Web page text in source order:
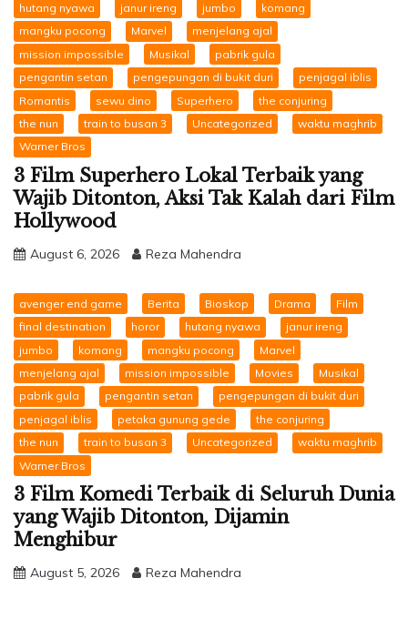
hutang nyawa
janur ireng jumbo
komang
mangku pocong
Marvel
menjelang ajal
mission impossible
Musikal
pabrik gula
pengantin setan
pengepungan di bukit duri
penjagal iblis
Romantis
sewu dino Superhero
the conjuring
the nun
train to busan 3 Uncategorized
waktu maghrib
Warner Bros
3 Film Superhero Lokal Terbaik yang
Wajib Ditonton, Aksi Tak Kalah dari Film
Hollywood
August 6, 2026 Reza Mahendra
avenger end game Berita Bioskop Drama
Film
final destination
horor hutang nyawa
janur ireng
jumbo
komang mangku pocong
Marvel
menjelang ajal
mission impossible Movies
Musikal
pabrik gula
pengantin setan
pengepungan di bukit duri
penjagal iblis
petaka gunung gede
the conjuring
the nun
train to busan 3 Uncategorized
waktu maghrib
Warner Bros
3 Film Komedi Terbaik di Seluruh Dunia
yang Wajib Ditonton, Dijamin
Menghibur
August 5, 2026 Reza Mahendra